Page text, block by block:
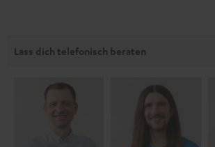
Lass dich telefonisch beraten